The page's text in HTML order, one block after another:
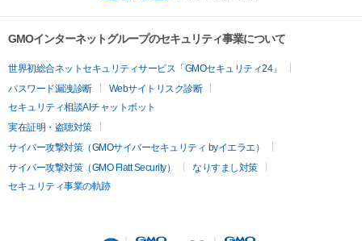
GMOインターネットグループのセキュリティ事業について
世界初総合ネットセキュリティサービス「GMOセキュリティ24」
パスワード漏洩診断
Webサイトリスク診断
セキュリティ相談AIチャットボット
実在証明・盗聴対策
サイバー攻撃対策（GMOサイバーセキュリティ byイエラエ）
サイバー攻撃対策（GMO Flatt Security）
なりすまし対策
セキュリティ事業の軌跡